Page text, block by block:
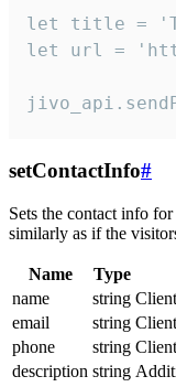
let title =
let url =
setContactInfo#
Sets the contact info
similarly as if the
Name Type
name
string
email
string
phone
string
description string